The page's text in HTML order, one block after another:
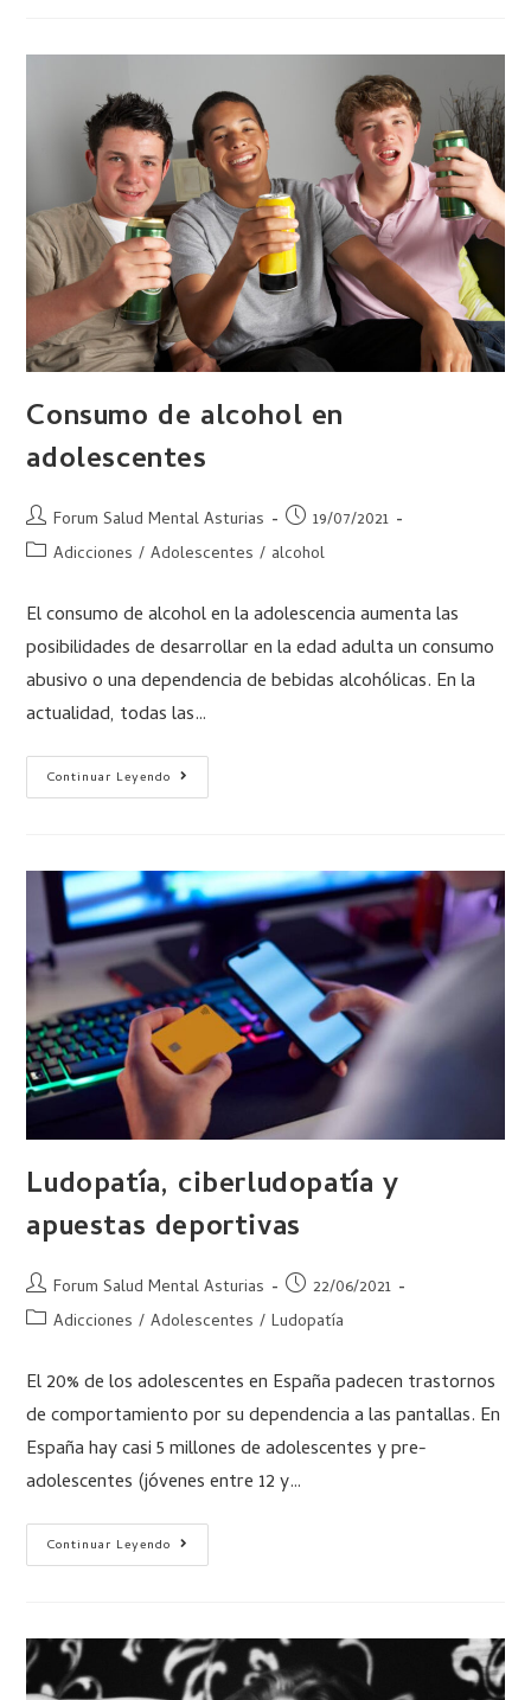
Consumo de alcohol en
adolescentes
Forum Salud Mental Asturias
19/07/2021
Adicciones / Adolescentes / alcohol
El consumo de alcohol en la adolescencia aumenta las
posibilidades de desarrollar en la edad adulta un consumo
abusivo o una dependencia de bebidas alcohólicas. En la
actualidad, todas las…
Continuar Leyendo
Ludopatía, ciberludopatía y
apuestas deportivas
Forum Salud Mental Asturias
22/06/2021
Adicciones / Adolescentes / Ludopatía
El 20% de los adolescentes en España padecen trastornos
de comportamiento por su dependencia a las pantallas. En
España hay casi 5 millones de adolescentes y pre-
adolescentes (jóvenes entre 12 y…
Continuar Leyendo